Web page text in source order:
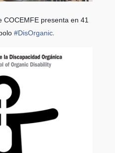
COCEMFE presenta en 41
#DisOrganic.